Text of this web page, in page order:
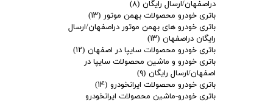
دراصفهان/ارسال رایگان (۸)
باتری خودرو محصولات بهمن موتور (۱۳)
باتری خودرو های بهمن موتور دراصفهان/ارسال
رایگان دراصفهان (۱۳)
باتری خودرو محصولات سایپا در اصفهان (۱۲)
باتری خودرو و ماشین محصولات سایپا در
اصفهان/ارسال رایگان (۹)
باتری خودرو محصولات ایرانخودرو (۱۴)
باتری خودرو-ماشین محصولات ایرانخودرو